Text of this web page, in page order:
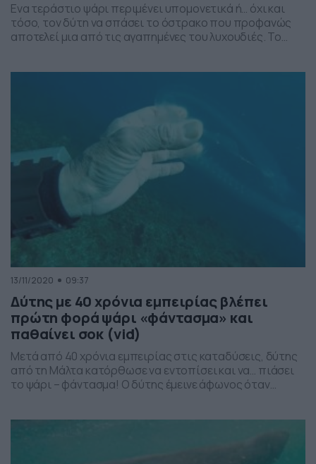
Ενα τεράστιο ψάρι περιμένει υπομονετικά ή… όχι και
τόσο, τον δύτη να σπάσει το όστρακο που προφανώς
αποτελεί μια από τις αγαπημένες του λυχουδιές. Το
13/11/2020 09:37
Δύτης με 40 χρόνια εμπειρίας βλέπει
πρώτη φορά ψάρι «φάντασμα» και
παθαίνει σοκ (vid)
Μετά από 40 χρόνια εμπειρίας στις καταδύσεις, δύτης
από τη Μάλτα κατόρθωσε να εντοπίσει και να… πιάσει
το ψάρι – φάντασμα! Ο δύτης έμεινε άφωνος όταν